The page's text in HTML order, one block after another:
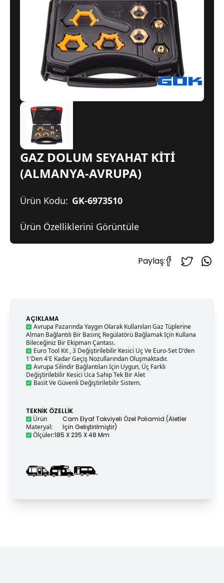
GAZ DOLUM SEYAHAT KİTİ
(ALMANYA-AVRUPA)
Ürün Kodu: GK-6973510
Ürün Özelliklerini Görüntüle
Paylaş:
AÇIKLAMA
Avrupa Pazarında Yaygın Olarak Kullanılan Gaz Tüplerine
Alman Bağlantılı Bir Basınç Regülatörü Bağlamak Için Kullana
Bileceğiniz Bir Ekipman Çantası.
Euro Tool Kit , 3 Değiştirilebilir Kesici Uç Ve Euro-Set D'den
1'den 4'e Kadar Geçiş Nozullarından Oluşmaktadır.
Avrupa Silindir Bağlantıları Için Uygun, Üç Farklı
Değiştirilebilir Kesici Uca Sahip Tek Bir Alet
Basit Ve Güvenli Değiştirilebilir Sistem.
TEKNIK ÖZELLIK
Ürün
Materyal:
Cam Elyaf Takviyeli Özel Poliamid (aletler
Için Geliştirilmiştir)
Ölçüler:185 X 235 X 48 Mm